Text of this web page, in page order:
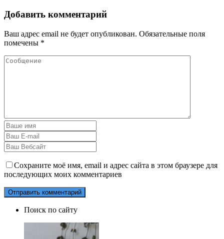
Добавить комментарий
Ваш адрес email не будет опубликован. Обязательные поля
помечены *
Сохраните моё имя, email и адрес сайта в этом браузере для
последующих моих комментариев
Поиск по сайту